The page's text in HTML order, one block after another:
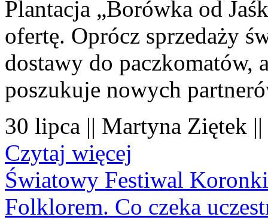
Plantacja „Borówka od
ofertę. Oprócz sprzedaży
dostawy do paczkomatów,
poszukuje nowych
30 lipca || Martyna Ziętek
Czytaj więcej
Światowy Festiwal
Folklorem. Co czeka